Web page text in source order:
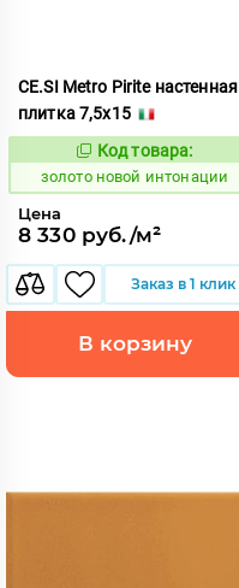
CE.SI Metro Pirite настенная
плитка 7,5x15
523783
Код товара:
золото новой интонации
Цена
8 330 руб./м²
Заказ в 1 клик
В корзину